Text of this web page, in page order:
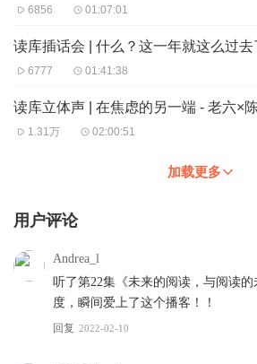
6856 01:07:01
6777 01:41:38
读库立体声 | 在焦虑的另一端 - 老六×
1.31万 02:00:51
加载更多
用户评论
Andrea_l
听了第22集《未来的阅读，与阅读
度，瞬间爱上了这个播客！！
回复 2022-02-10